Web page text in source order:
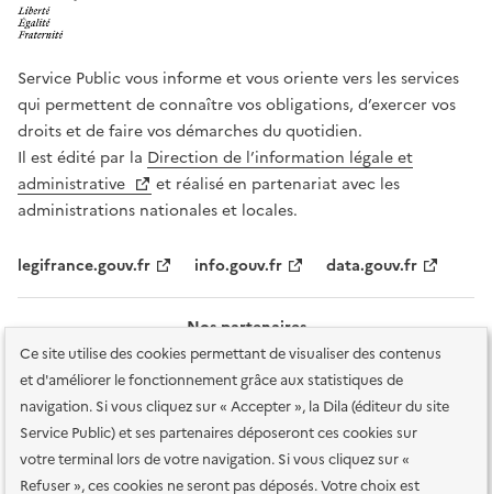
Ce site utilise des cookies permettant de visualiser des contenus
et d'améliorer le fonctionnement grâce aux statistiques de
navigation. Si vous cliquez sur « Accepter », la Dila (éditeur du site
Service Public) et ses partenaires déposeront ces cookies sur
votre terminal lors de votre navigation. Si vous cliquez sur «
Refuser », ces cookies ne seront pas déposés. Votre choix est
Service Public vous informe et vous oriente vers les services
qui permettent de connaître vos obligations, d’exercer vos
droits et de faire vos démarches du quotidien.
Il est édité par la Direction de l’information légale et
administrative
et réalisé en partenariat avec les
administrations nationales et locales.
legifrance.gouv.fr info.gouv.fr data.gouv.fr
Nos partenaires
Plan du site Accessibilité : totalement conforme Accessibilité des